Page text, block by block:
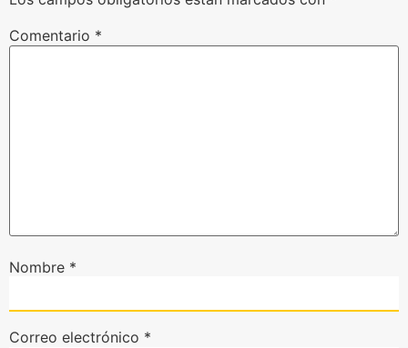
Comentario *
Nombre *
Correo electrónico *